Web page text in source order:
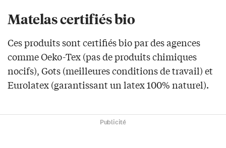
Matelas certifiés bio
Ces produits sont certifiés bio par des agences
comme Oeko-Tex (pas de produits chimiques
nocifs), Gots (meilleures conditions de travail) et
Eurolatex (garantissant un latex 100% naturel).
Publicité